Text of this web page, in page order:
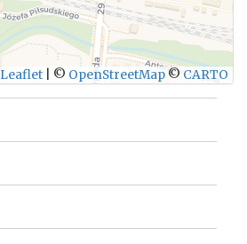
WYŚLIJ
Leaflet © OpenStreetMap © CARTO